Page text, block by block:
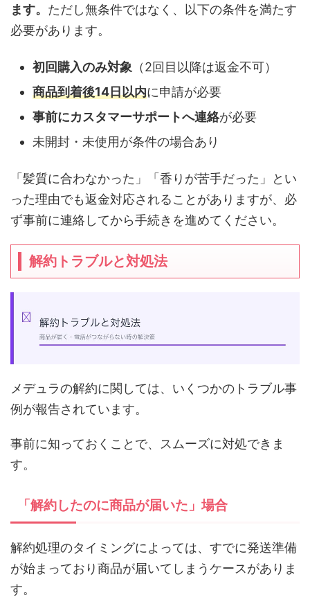
ます。 ただし無条件ではなく、以下の条件を満たす
必要があります。
初回購入のみ対象 （2回目以降は返金不可）
商品到着後14日以内に申請が必要
事前にカスタマーサポートへ連絡が必要
未開封・未使用が条件の場合あり
「髪質に合わなかった」「香りが苦手だった」とい
った理由でも返金対応されることがありますが、必
ず事前に連絡してから手続きを進めてください。
解約トラブルと対処法
メデュラの解約に関しては、いくつかのトラブル事
例が報告されています。
事前に知っておくことで、スムーズに対処できま
す。
「解約したのに商品が届いた」場合
解約処理のタイミングによっては、すでに発送準備
が始まっており商品が届いてしまうケースがありま
す。